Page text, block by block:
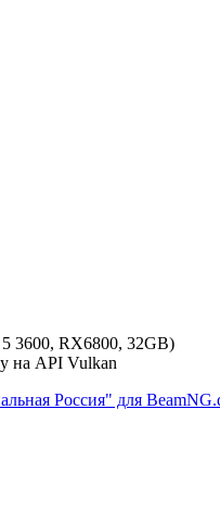
3600, RX6800, 32GB)
на API Vulkan